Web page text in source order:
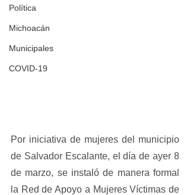
Política
Michoacán
Municipales
COVID-19
Por iniciativa de mujeres del municipio
de Salvador Escalante, el día de ayer 8
de marzo, se instaló de manera formal
la Red de Apoyo a Mujeres Víctimas de